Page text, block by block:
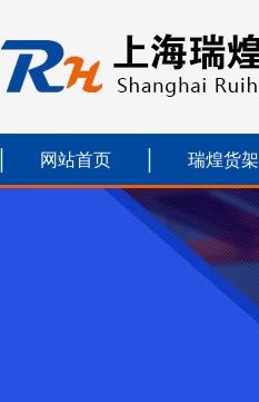
网站首页 瑞煌货架